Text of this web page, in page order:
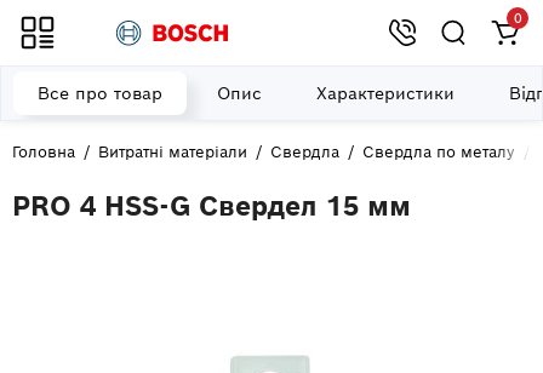
0
Головна Витратні матеріали Свердла Свердла по металу
PRO 4 HSS-G Свердел 15 мм
Все про товар Опис Характеристики